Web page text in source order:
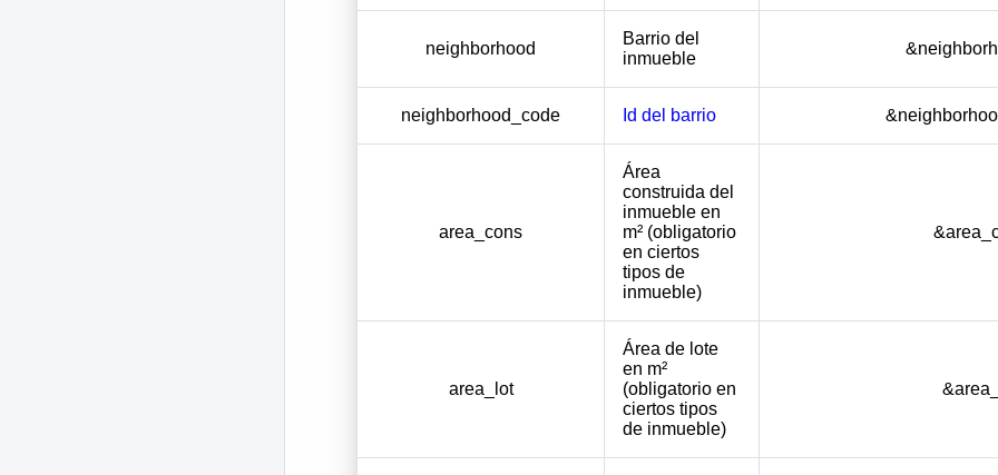
neighborhood
Barrio del
inmueble
neighborhood_code Id del barrio
area_cons
Área
construida del
inmueble en
m² (obligatorio
en ciertos
tipos de
inmueble)
area_lot
Área de lote
en m²
(obligatorio en
ciertos tipos
de inmueble)